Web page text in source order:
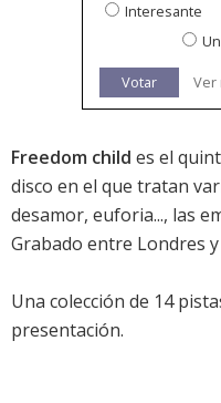
Interesante
Votar Ver
Freedom child es el
disco en el que tratan
desamor, euforia..., las
Grabado entre Londres
Una colección de 14
presentación.